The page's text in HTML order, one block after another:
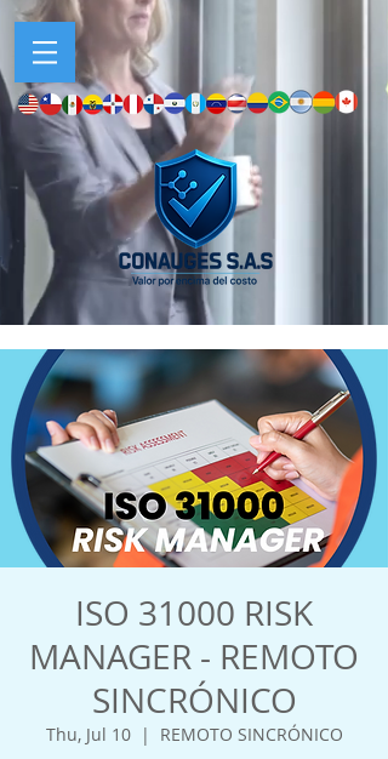
ISO 31000 RISK
MANAGER - REMOTO
SINCRÓNICO
Thu, Jul 10
  |
REMOTO SINCRÓNICO